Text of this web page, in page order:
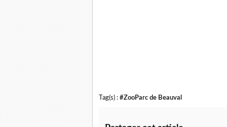
Tag(s) : #ZooParc de Beauval